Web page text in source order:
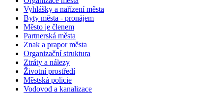
Vyhlášky a nařízení města
Byty města - pronájem
Město je členem
Partnerská města
Znak a prapor města
Organizační struktura
Ztráty a nálezy
Životní prostředí
Městská policie
Vodovod a kanalizace